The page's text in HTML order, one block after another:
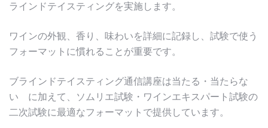
ラインドテイスティングを実施します。
ワインの外観、香り、味わいを詳細に記録し、試験で使う
フォーマットに慣れることが重要です。
ブラインドテイスティング通信講座は当たる・当たらな
い に加えて、ソムリエ試験・ワインエキスパート試験の
二次試験に最適なフォーマットで提供しています。